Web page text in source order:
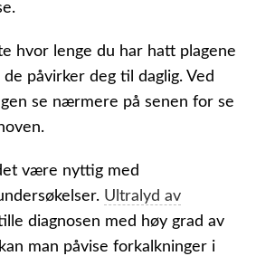
hvor lenge du har hatt plagene
påvirker deg til daglig. Ved
se nærmere på senen for se
være nyttig med
Ultralyd av
diagnosen med høy grad av
man påvise forkalkninger i